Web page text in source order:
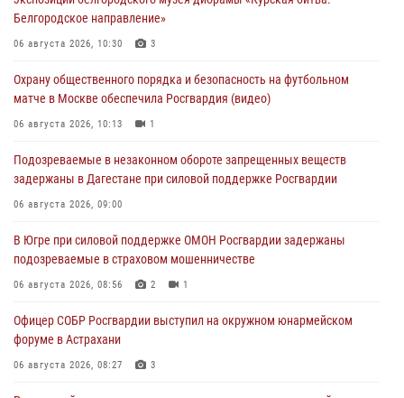
Белгородское направление»
06 августа 2026, 10:30 3
Охрану общественного порядка и безопасность на футбольном
матче в Москве обеспечила Росгвардия (видео)
06 августа 2026, 10:13 1
Подозреваемые в незаконном обороте запрещенных веществ
задержаны в Дагестане при силовой поддержке Росгвардии
06 августа 2026, 09:00
В Югре при силовой поддержке ОМОН Росгвардии задержаны
подозреваемые в страховом мошенничестве
06 августа 2026, 08:56 2 1
Офицер СОБР Росгвардии выступил на окружном юнармейском
форуме в Астрахани
06 августа 2026, 08:27 3